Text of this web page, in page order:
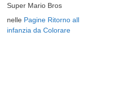
Super Mario Bros
nelle Pagine Ritorno all
infanzia da Colorare